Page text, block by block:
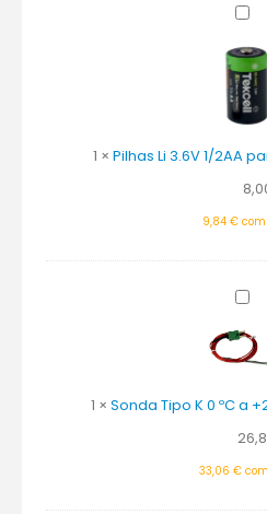
Pilhas
3.6V
1/2AA
para
1 × Pilhas Li 3.6V 1/2AA
9,84 €
K
0
a
1 × Sonda Tipo K 0 ºC a
33,06 €